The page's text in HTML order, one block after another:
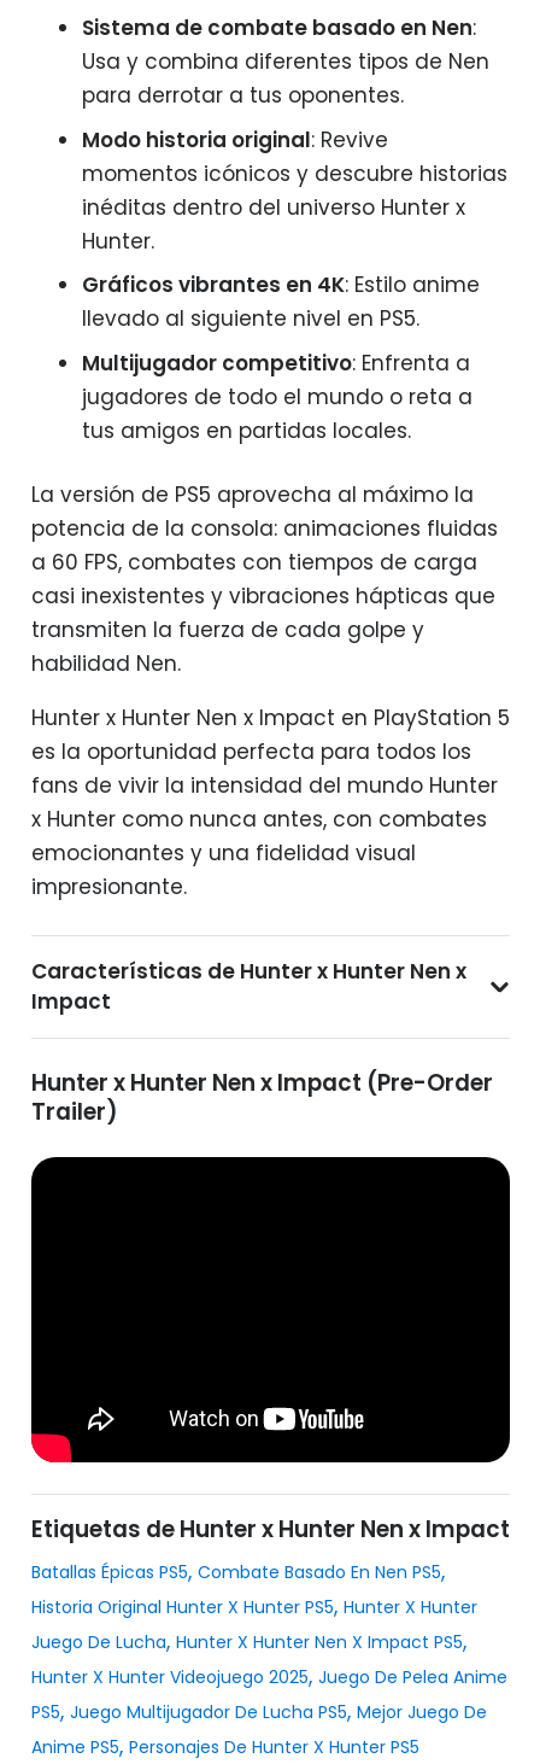
Sistema de combate basado en Nen:
Usa y combina diferentes tipos de Nen
para derrotar a tus oponentes.
Modo historia original: Revive
momentos icónicos y descubre historias
inéditas dentro del universo Hunter x
Hunter.
Gráficos vibrantes en 4K: Estilo anime
llevado al siguiente nivel en PS5.
Multijugador competitivo: Enfrenta a
jugadores de todo el mundo o reta a
tus amigos en partidas locales.
La versión de PS5 aprovecha al máximo la
potencia de la consola: animaciones fluidas
a 60 FPS, combates con tiempos de carga
casi inexistentes y vibraciones hápticas que
transmiten la fuerza de cada golpe y
habilidad Nen.
Hunter x Hunter Nen x Impact en PlayStation 5
es la oportunidad perfecta para todos los
fans de vivir la intensidad del mundo Hunter
x Hunter como nunca antes, con combates
emocionantes y una fidelidad visual
impresionante.
Características de Hunter x Hunter Nen x
Impact
Hunter x Hunter Nen x Impact (Pre-Order
Trailer)
Etiquetas de Hunter x Hunter Nen x Impact
Batallas Épicas PS5, Combate Basado En Nen PS5,
Historia Original Hunter X Hunter PS5, Hunter X Hunter
Juego De Lucha, Hunter X Hunter Nen X Impact PS5,
Hunter X Hunter Videojuego 2025, Juego De Pelea Anime
PS5, Juego Multijugador De Lucha PS5, Mejor Juego De
Anime PS5, Personajes De Hunter X Hunter PS5